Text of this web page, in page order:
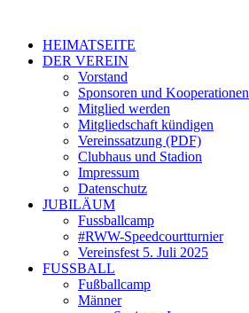
HEIMATSEITE
DER VEREIN
Vorstand
Sponsoren und Kooperationen
Mitglied werden
Mitgliedschaft kündigen
Vereinssatzung (PDF)
Clubhaus und Stadion
Impressum
Datenschutz
JUBILÄUM
Fussballcamp
#RWW-Speedcourtturnier
Vereinsfest 5. Juli 2025
FUSSBALL
Fußballcamp
Männer